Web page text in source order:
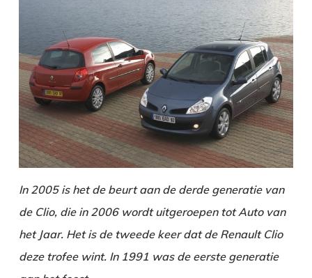
In 2005 is het de beurt aan de derde generatie van
de Clio, die in 2006 wordt uitgeroepen tot Auto van
het Jaar. Het is de tweede keer dat de Renault Clio
deze trofee wint. In 1991 was de eerste generatie